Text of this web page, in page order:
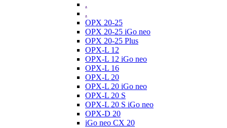
.
.
OPX 20-25
OPX 20-25 iGo neo
OPX 20-25 Plus
OPX-L 12
OPX-L 12 iGo neo
OPX-L 16
OPX-L 20
OPX-L 20 iGo neo
OPX-L 20 S
OPX-L 20 S iGo neo
OPX-D 20
iGo neo CX 20